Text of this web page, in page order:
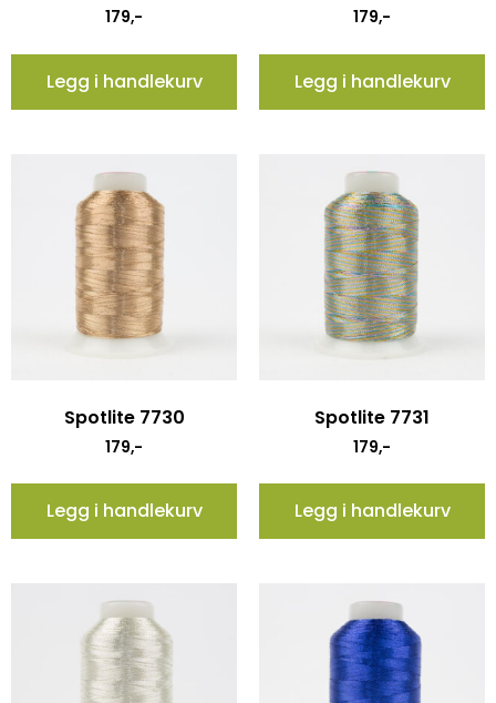
179,-
Legg i handlekurv
179,-
Legg i handlekurv
Spotlite 7730
179,-
Legg i handlekurv
Spotlite 7731
179,-
Legg i handlekurv